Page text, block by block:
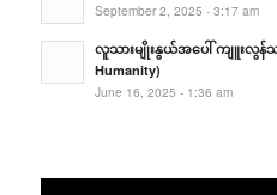
September 2, 2025 - 3:17 am
လူသားမျိုးနွယ်အပေါ် ကျူးလွန်
Humanity)
June 16, 2025 - 1:36 am